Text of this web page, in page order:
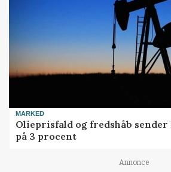
MARKED
Olieprisfald og fredshåb
på 3 procent
Annonce